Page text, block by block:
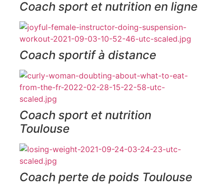
Coach sport et nutrition en ligne
Coach sportif à distance
Coach sport et nutrition
Toulouse
Coach perte de poids Toulouse